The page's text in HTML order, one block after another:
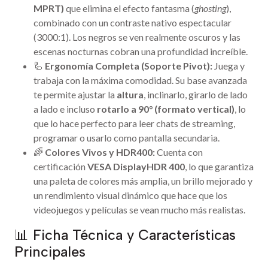
MPRT) que elimina el efecto fantasma (ghosting),
combinado con un contraste nativo espectacular
(3000:1). Los negros se ven realmente oscuros y las
escenas nocturnas cobran una profundidad increíble.
🦾 Ergonomía Completa (Soporte Pivot): Juega y
trabaja con la máxima comodidad. Su base avanzada
te permite ajustar la altura, inclinarlo, girarlo de lado
a lado e incluso rotarlo a 90° (formato vertical), lo
que lo hace perfecto para leer chats de streaming,
programar o usarlo como pantalla secundaria.
🌈 Colores Vivos y HDR400:Cuenta con
certificación VESA DisplayHDR 400, lo que garantiza
una paleta de colores más amplia, un brillo mejorado y
un rendimiento visual dinámico que hace que los
videojuegos y películas se vean mucho más realistas.
📊 Ficha Técnica y Características
Principales